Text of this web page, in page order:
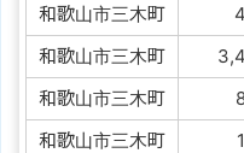
和歌山市三木町
和歌山市三木町
和歌山市三木町
和歌山市三木町